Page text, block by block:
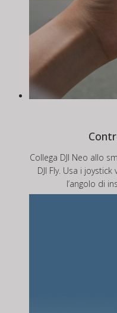
Collega DJI Neo allo
DJI Fly. Usa i
l’angolo di